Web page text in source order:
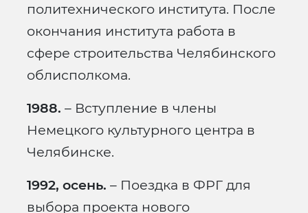
политехнического института. После
окончания института работа в
сфере строительства Челябинского
облисполкома.
1988. – Вступление в члены
Немецкого культурного центра в
Челябинске.
1992, осень. – Поездка в ФРГ для
выбора проекта нового